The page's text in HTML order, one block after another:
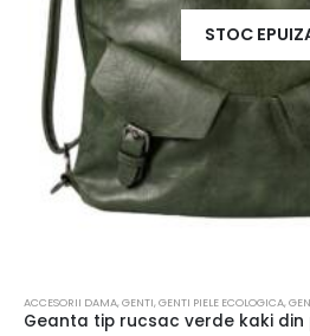
STOC
ACCESORII DAMA,GENTI,GENTI PIELE ECOLOGICA,